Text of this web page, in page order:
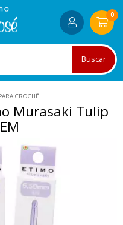
Buscar
0
CROCHÊ
Murasaki Tulip